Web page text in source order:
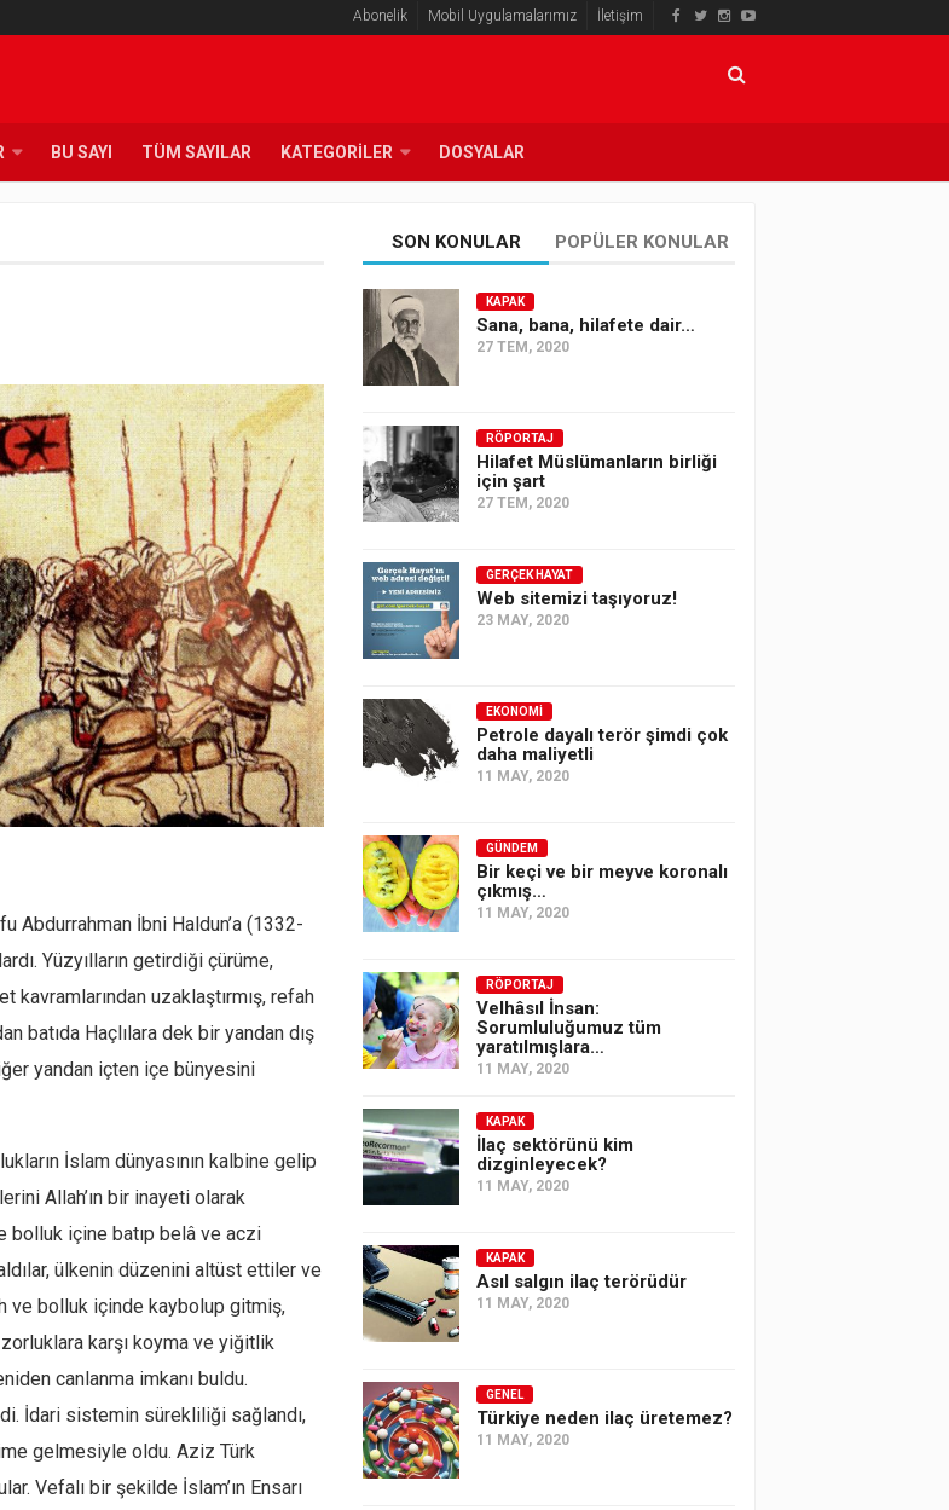
Abonelik Mobil Uygulamalarımız İletişim
BU SAYI TÜM SAYILAR KATEGORILER DOSYALAR
İbni Haldun’a (1332-
Yüzyılların getirdiği çürüme,
uzaklaştırmış, refah
batıda Haçlılara dek bir yandan dış
yandan içten içe bünyesini
İslam dünyasının kalbine gelip
Allah’ın bir inayeti olarak
bolluk içine batıp belâ ve aczi
ülkenin düzenini altüst ettiler ve
ve bolluk içinde kaybolup gitmiş,
karşı koyma ve yiğitlik
canlanma imkanı buldu.
İdari sistemin sürekliliği sağlandı,
gelmesiyle oldu. Aziz Türk
Vefalı bir şekilde İslam’ın Ensarı
SON KONULAR POPÜLER KONULAR
KAPAK
Sana, bana, hilafete dair…
27 TEM, 2020
RÖPORTAJ
Hilafet Müslümanların birliği
için şart
27 TEM, 2020
GERÇEK HAYAT
Web sitemizi taşıyoruz!
23 MAY, 2020
EKONOMI
Petrole dayalı terör şimdi çok
daha maliyetli
11 MAY, 2020
GÜNDEM
Bir keçi ve bir meyve koronalı
çıkmış…
11 MAY, 2020
RÖPORTAJ
Velhâsıl İnsan:
Sorumluluğumuz tüm
yaratılmışlara…
11 MAY, 2020
KAPAK
İlaç sektörünü kim
dizginleyecek?
11 MAY, 2020
KAPAK
Asıl salgın ilaç terörüdür
11 MAY, 2020
GENEL
Türkiye neden ilaç üretemez?
11 MAY, 2020